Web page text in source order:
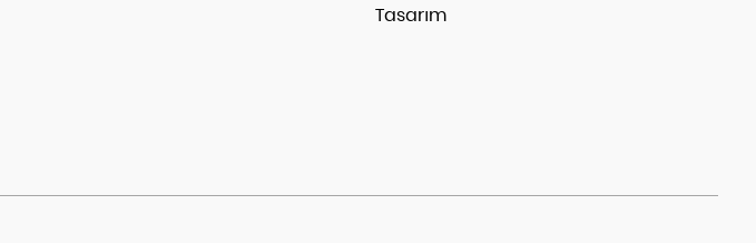
Tasarım